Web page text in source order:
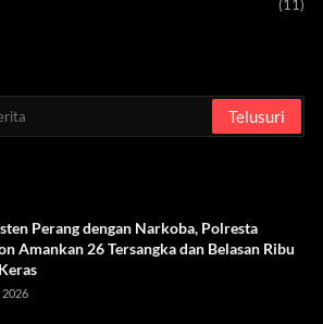
(11)
Perang dengan Narkoba, Polresta
Amankan 26 Tersangka dan Belasan Ribu
2026